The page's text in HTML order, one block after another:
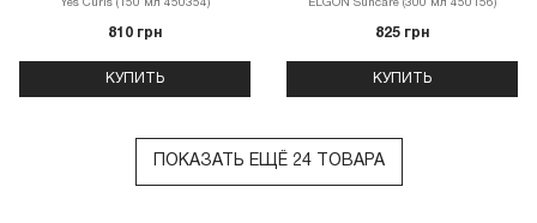
Yes Curls (150 мл 450354)
810 грн
КУПИТЬ
ELGON Suncare (300 мл 450156)
825 грн
КУПИТЬ
ПОКАЗАТЬ ЕЩЁ 24 ТОВАРА